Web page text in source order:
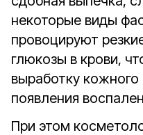
некоторые виды
провоцируют
глюкозы в крови,
выработку
появления
При этом